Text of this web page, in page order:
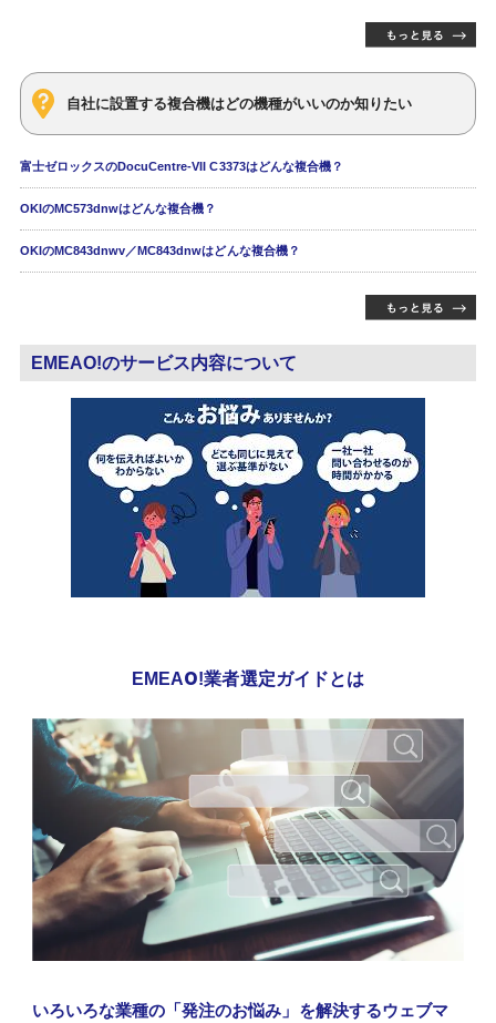
自社に設置する複合機はどの機種がいいのか知りたい
富士ゼロックスのDocuCentre-VII C3373はどんな複合機？
OKIのMC573dnwはどんな複合機？
OKIのMC843dnwv／MC843dnwはどんな複合機？
EMEAO!のサービス内容について
EMEAO!業者選定ガイドとは
いろいろな業種の「発注のお悩み」を解決するウェブマ